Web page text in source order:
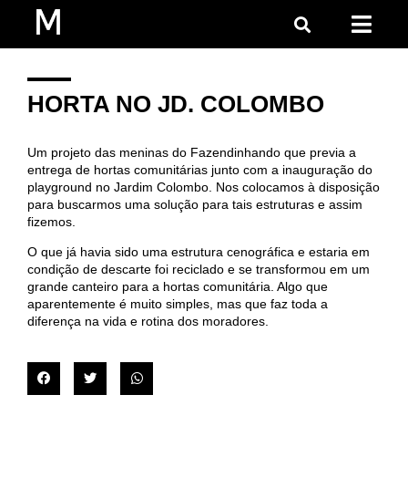
HORTA NO JD. COLOMBO
Um projeto das meninas do Fazendinhando que previa a
entrega de hortas comunitárias junto com a inauguração do
playground no Jardim Colombo. Nos colocamos à disposição
para buscarmos uma solução para tais estruturas e assim
fizemos.
O que já havia sido uma estrutura cenográfica e estaria em
condição de descarte foi reciclado e se transformou em um
grande canteiro para a hortas comunitária. Algo que
aparentemente é muito simples, mas que faz toda a
diferença na vida e rotina dos moradores.